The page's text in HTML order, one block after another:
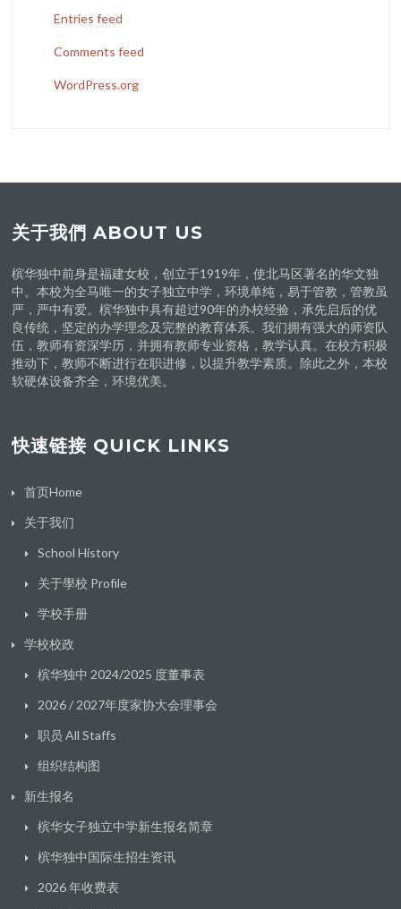
Entries feed
Comments feed
WordPress.org
关于我們 ABOUT US
槟华独中前身是福建女校，创立于1919年，使北马区著名的华文独
中。本校为全马唯一的女子独立中学，环境单纯，易于管教，管教虽
严，严中有爱。槟华独中具有超过90年的办校经验，承先启后的优
良传统，坚定的办学理念及完整的教育体系。我们拥有强大的师资队
伍，教师有资深学历，并拥有教师专业资格，教学认真。在校方积极
推动下，教师不断进行在职进修，以提升教学素质。除此之外，本校
软硬体设备齐全，环境优美。
快速链接 QUICK LINKS
首页Home
关于我们
School History
关于學校 Profile
学校手册
学校校政
槟华独中 2024/2025 度董事表
2026 / 2027年度家协大会理事会
职员 All Staffs
组织结构图
新生报名
槟华女子独立中学新生报名简章
槟华独中国际生招生资讯
2026 年收费表